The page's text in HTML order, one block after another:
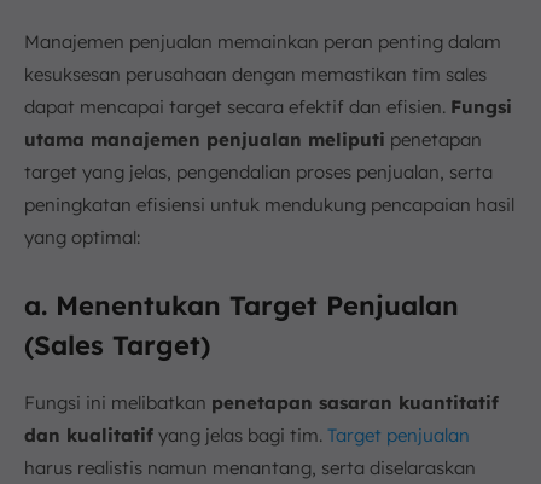
Manajemen penjualan memainkan peran penting dalam
kesuksesan perusahaan dengan memastikan tim sales
dapat mencapai target secara efektif dan efisien. Fungsi
utama manajemen penjualan meliputi penetapan
target yang jelas, pengendalian proses penjualan, serta
peningkatan efisiensi untuk mendukung pencapaian hasil
yang optimal:
a. Menentukan Target Penjualan
(Sales Target)
Fungsi ini melibatkan penetapan sasaran kuantitatif
dan kualitatif yang jelas bagi tim. Target penjualan
harus realistis namun menantang, serta diselaraskan